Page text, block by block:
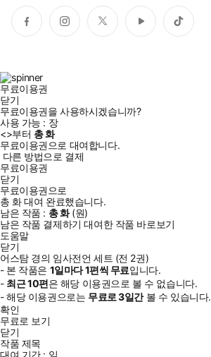
페
이
인
스
트
위
유
튜
틱
톡
무료이용권
닫기
무료이용권을 사용하시겠습니까?
사용 가능 : 장
<>부터 총화
무료이용권으로 대여합니다.
다른 방법으로 결제
무료이용권
닫기
무료이용권으로
총 화대여 완료했습니다.
남은 작품 : 총화(원)
남은 작품 결제하기 대여한 작품 바로보기
도움말
닫기
어스탐 경의 임사전언 세트 (전 2권)
- 본 작품은 1일마다1편씩 무료입니다.
- 최근10편은 해당 이용권으로 볼 수 없습니다.
- 해당 이용권으로는 무료로3일간볼 수 있습니다.
확인
무료로 보기
닫기
작품 제목
대여 기간 : 일